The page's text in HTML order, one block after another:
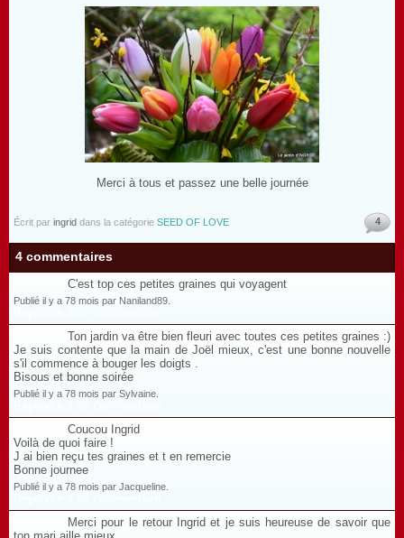
Merci à tous et passez une belle journée
Écrit par ingrid dans la catégorie SEED OF LOVE 4
4 commentaires
C'est top ces petites graines qui voyagent
Publié il y a 78 mois par Naniland89.
Ton jardin va être bien fleuri avec toutes ces petites graines :)
Je suis contente que la main de Joël mieux, c'est une bonne nouvelle
s'il commence à bouger les doigts .
Bisous et bonne soirée
Publié il y a 78 mois par Sylvaine.
Coucou Ingrid
Voilà de quoi faire !
J ai bien reçu tes graines et t en remercie
Bonne journee
Publié il y a 78 mois par Jacqueline.
Merci pour le retour Ingrid et je suis heureuse de savoir que
ton mari aille mieux.